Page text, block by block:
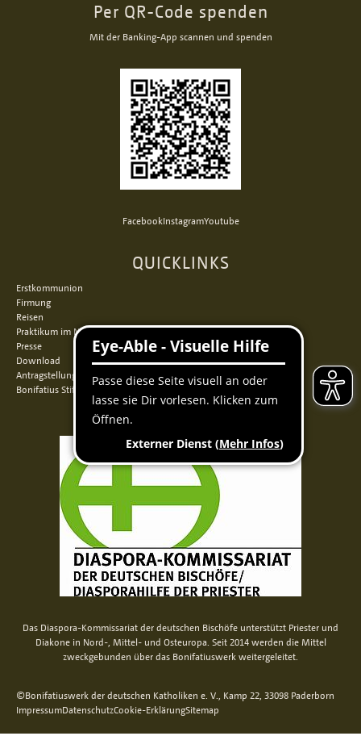
Per QR-Code spenden
Mit der Banking-App scannen und spenden
FacebookInstagramYoutube
QUICKLINKS
Erstkommunion
Firmung
Reisen
Praktikum im Norden
Presse
Download
Antragstellung
Bonifatius Stiftungszentrum
Das Diaspora-Kommissariat der deutschen Bischöfe unterstützt Priester und
Diakone in Nord-, Mittel- und Osteuropa. Seit 2014 werden die Mittel
zweckgebunden über das Bonifatiuswerk weitergeleitet.
©Bonifatiuswerk der deutschen Katholiken e. V., Kamp 22, 33098 Paderborn
ImpressumDatenschutzCookie-ErklärungSitemap